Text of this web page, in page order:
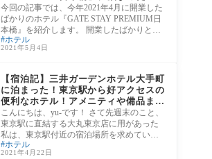
今回の記事では、今年2021年4月に開業した
ばかりのホテル『GATE STAY PREMIUM日
本橋』を紹介します。 開業したばかりとい
うこともあり、
ホテル
2021年5月4日
【宿泊記】三井ガーデンホテル大手町
に泊まった！東京駅から好アクセスの
便利なホテル！アメニティや備品まで
詳しく紹介します！
こんにちは、yu-です！ さて先週末のこと、
東京駅に直結する大丸東京店に用があった
私は、東京駅付近の宿泊場所を求めていま
した
ホテル
2021年4月22日